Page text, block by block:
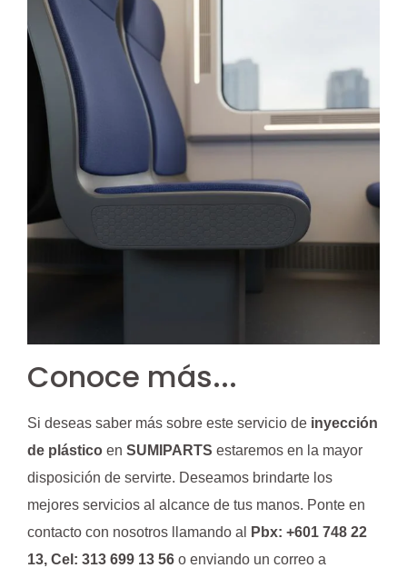
Conoce más...
Si deseas saber más sobre este servicio de inyección
de plástico en SUMIPARTS estaremos en la mayor
disposición de servirte. Deseamos brindarte los
mejores servicios al alcance de tus manos. Ponte en
contacto con nosotros llamando al
Pbx: +601 748 22
13, Cel: 313 699 13 56 o enviando un correo a